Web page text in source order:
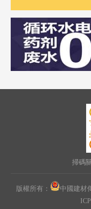
掃碼
版權所有： 中國建材